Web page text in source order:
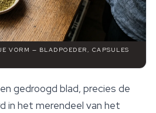
VORM — BLADPOEDER, CAPSULES
gedroogd blad, precies de
in het merendeel van het